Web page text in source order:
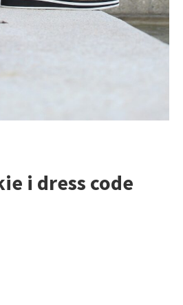
i dress code